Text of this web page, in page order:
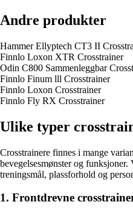
Andre produkter
Hammer Ellyptech CT3 II
Finnlo Loxon XTR Crosstrainer
Odin C800 Sammenleggbar
Finnlo Finum lll Crosstrainer
Finnlo Loxon Crosstrainer
Finnlo Fly RX Crosstrainer
Ulike typer
Crosstrainere finnes i mange
bevegelsesmønster og funksjoner.
treningsmål, plassforhold og
1. Frontdrevne